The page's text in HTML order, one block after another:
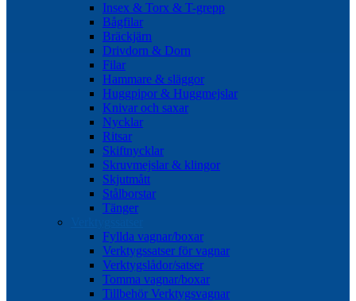
Insex & Torx & T-grepp
Bågfilar
Bräckjärn
Drivdorn & Dorn
Filar
Hammare & släggor
Huggpipor & Huggmejslar
Knivar och saxar
Nycklar
Ritsar
Skiftnycklar
Skruvmejslar & klingor
Skjutmått
Stålborstar
Tänger
Fyllda vagnar/boxar
Verktygssatser för vagnar
Verktygslådor/satser
Tomma vagnar/boxar
Tillbehör Verktygsvagnar